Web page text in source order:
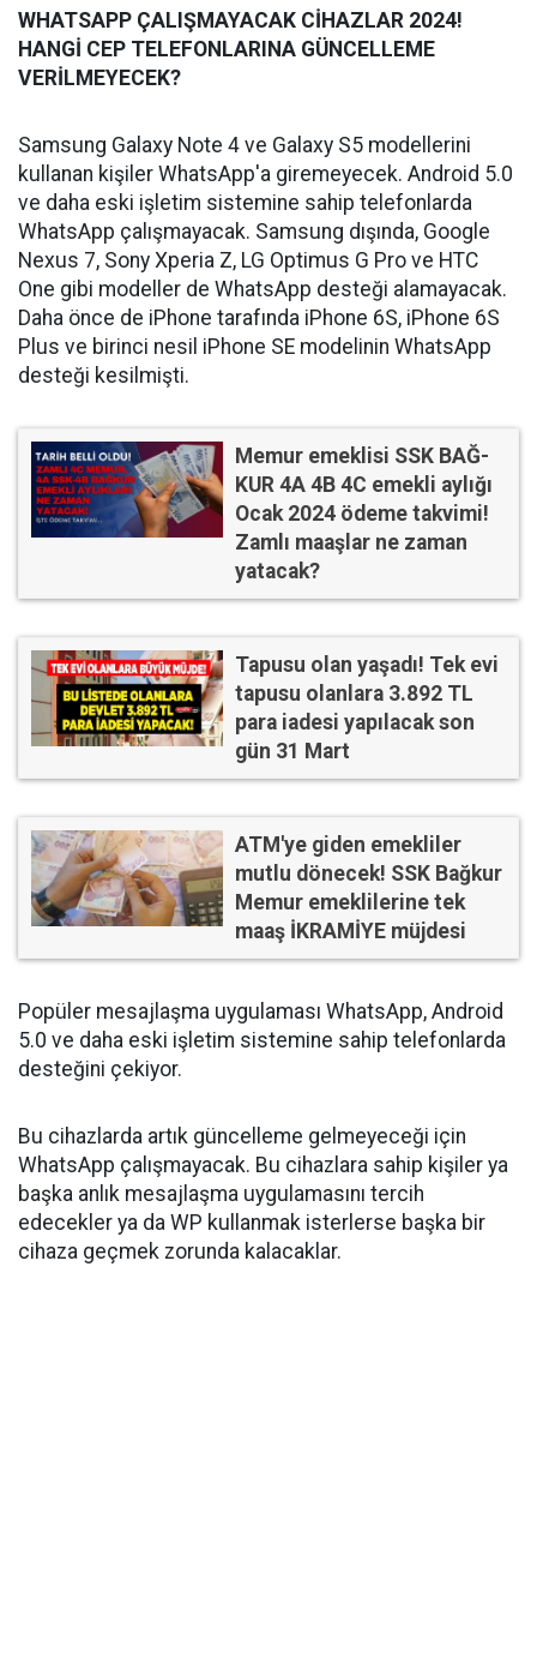
WHATSAPP ÇALIŞMAYACAK CİHAZLAR 2024!
HANGİ CEP TELEFONLARINA GÜNCELLEME
VERİLMEYECEK?
Samsung Galaxy Note 4 ve Galaxy S5 modellerini
kullanan kişiler WhatsApp'a giremeyecek. Android 5.0
ve daha eski işletim sistemine sahip telefonlarda
WhatsApp çalışmayacak. Samsung dışında, Google
Nexus 7, Sony Xperia Z, LG Optimus G Pro ve HTC
One gibi modeller de WhatsApp desteği alamayacak.
Daha önce de iPhone tarafında iPhone 6S, iPhone 6S
Plus ve birinci nesil iPhone SE modelinin WhatsApp
desteği kesilmişti.
Memur emeklisi SSK BAĞ-
KUR 4A 4B 4C emekli aylığı
Ocak 2024 ödeme takvimi!
Zamlı maaşlar ne zaman
yatacak?
Tapusu olan yaşadı! Tek evi
tapusu olanlara 3.892 TL
para iadesi yapılacak son
gün 31 Mart
ATM'ye giden emekliler
mutlu dönecek! SSK Bağkur
Memur emeklilerine tek
maaş İKRAMİYE müjdesi
Popüler mesajlaşma uygulaması WhatsApp, Android
5.0 ve daha eski işletim sistemine sahip telefonlarda
desteğini çekiyor.
Bu cihazlarda artık güncelleme gelmeyeceği için
WhatsApp çalışmayacak. Bu cihazlara sahip kişiler ya
başka anlık mesajlaşma uygulamasını tercih
edecekler ya da WP kullanmak isterlerse başka bir
cihaza geçmek zorunda kalacaklar.